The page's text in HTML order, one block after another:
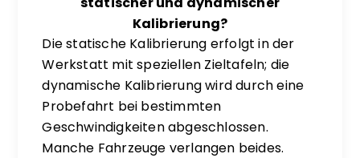
Kalibrierung?
Die statische Kalibrierung erfolgt in der
Werkstatt mit speziellen Zieltafeln; die
dynamische Kalibrierung wird durch eine
Probefahrt bei bestimmten
Geschwindigkeiten abgeschlossen.
Manche Fahrzeuge verlangen beides.